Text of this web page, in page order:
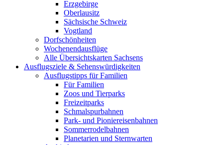
Erzgebirge
Oberlausitz
Sächsische Schweiz
Vogtland
Dorfschönheiten
Wochenendausflüge
Alle Übersichtskarten Sachsens
Ausflugsziele & Sehenswürdigkeiten
Ausflugstipps für Familien
Für Familien
Zoos und Tierparks
Freizeitparks
Schmalspurbahnen
Park- und Pioniereisenbahnen
Sommerrodelbahnen
Planetarien und Sternwarten